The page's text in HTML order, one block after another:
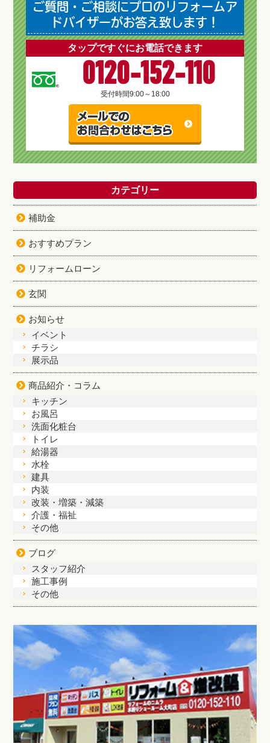
ご質問・ご相談にプロのリフォームア
ドバイザーがお答え致します！
タップですぐにお電話できます
0120-152-110
受付時間9:00～18:00
カテゴリー
補助金
おすすめプラン
リフォームローン
玄関
お知らせ
イベント
チラシ
展示品
商品紹介・コラム
キッチン
お風呂
洗面化粧台
トイレ
給湯器
水栓
建具
内装
改装・増築・減築
介護・福祉
その他
ブログ
スタッフ紹介
施工事例
その他